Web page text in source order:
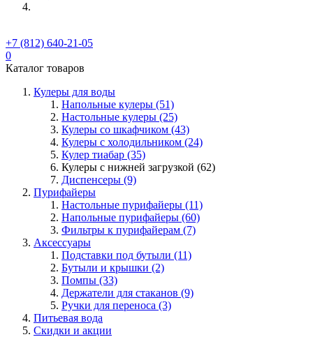
+7 (812) 640-21-05
0
Каталог товаров
Кулеры для воды
Напольные кулеры (51)
Настольные кулеры (25)
Кулеры со шкафчиком (43)
Кулеры с холодильником (24)
Кулер тиабар (35)
Кулеры с нижней загрузкой (62)
Диспенсеры (9)
Пурифайеры
Настольные пурифайеры (11)
Напольные пурифайеры (60)
Фильтры к пурифайерам (7)
Аксессуары
Подставки под бутыли (11)
Бутыли и крышки (2)
Помпы (33)
Держатели для стаканов (9)
Ручки для переноса (3)
Питьевая вода
Скидки и акции